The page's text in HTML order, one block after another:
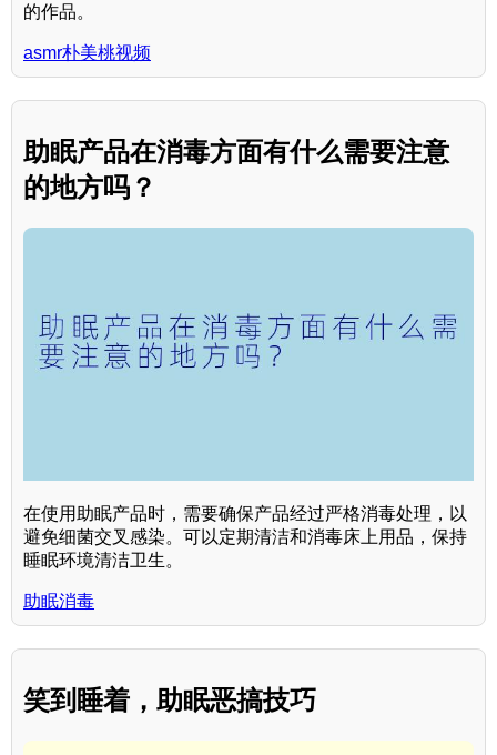
的作品。
asmr朴美桃视频
助眠产品在消毒方面有什么需要注意
的地方吗？
在使用助眠产品时，需要确保产品经过严格消毒处理，以
避免细菌交叉感染。可以定期清洁和消毒床上用品，保持
睡眠环境清洁卫生。
助眠消毒
笑到睡着，助眠恶搞技巧